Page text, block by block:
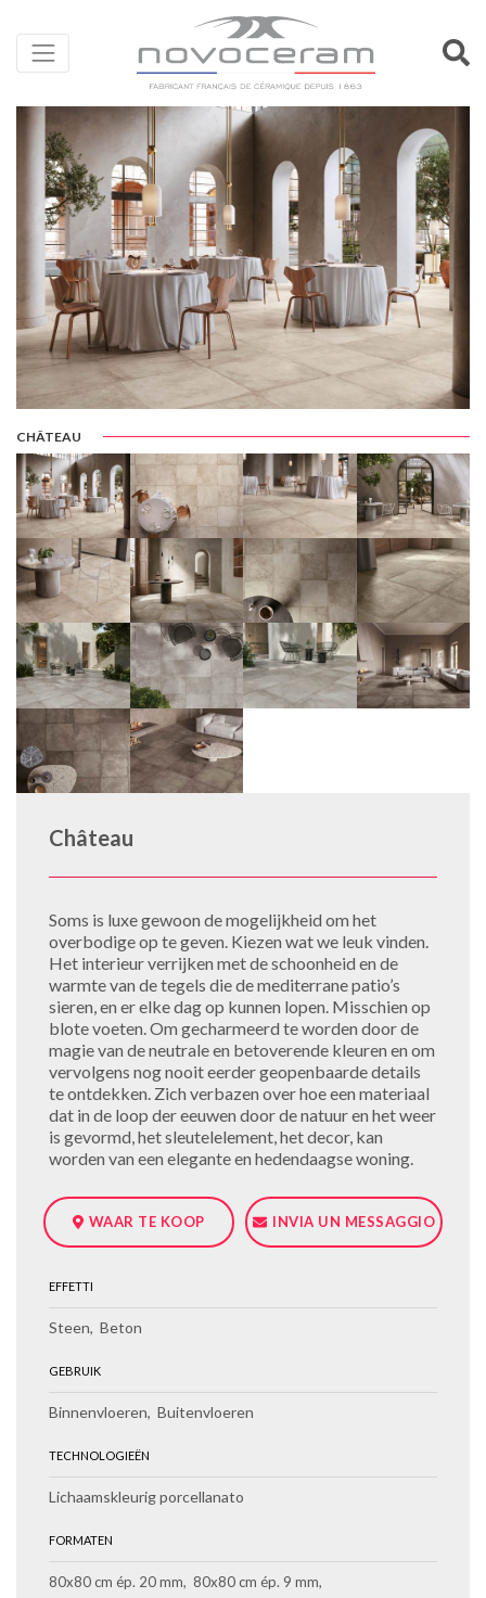
CHÂTEAU
Château
Soms is luxe gewoon de mogelijkheid om het
overbodige op te geven. Kiezen wat we leuk vinden.
Het interieur verrijken met de schoonheid en de
warmte van de tegels die de mediterrane patio’s
sieren, en er elke dag op kunnen lopen. Misschien op
blote voeten. Om gecharmeerd te worden door de
magie van de neutrale en betoverende kleuren en om
vervolgens nog nooit eerder geopenbaarde details
te ontdekken. Zich verbazen over hoe een materiaal
dat in de loop der eeuwen door de natuur en het weer
is gevormd, het sleutelelement, het decor, kan
worden van een elegante en hedendaagse woning.
WAAR TE KOOP INVIA UN MESSAGGIO
EFFETTI
Steen Beton
GEBRUIK
Binnenvloeren Buitenvloeren
TECHNOLOGIEËN
Lichaamskleurig porcellanato
FORMATEN
80x80 cm ép. 20 mm
80x80 cm ép. 9 mm